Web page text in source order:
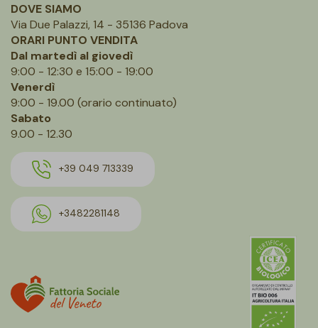
DOVE SIAMO
Via Due Palazzi, 14 - 35136 Padova
ORARI PUNTO VENDITA
Dal martedì al giovedì
9:00 - 12:30 e 15:00 - 19:00
Venerdì
9:00 - 19.00 (orario continuato)
Sabato
9.00 - 12.30
+39 049 713339
+3482281148